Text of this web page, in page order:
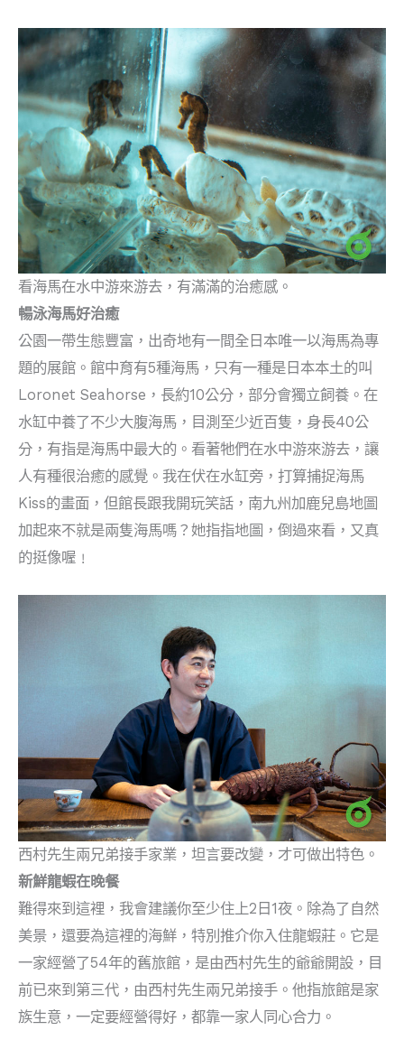
看海馬在水中游來游去，有滿滿的治癒感。
暢泳海馬好治癒
公園一帶生態豐富，出奇地有一間全日本唯一以海馬為專
題的展館。館中育有5種海馬，只有一種是日本本土的叫
Loronet Seahorse，長約10公分，部分會獨立飼養。在
水缸中養了不少大腹海馬，目測至少近百隻，身長40公
分，有指是海馬中最大的。看著牠們在水中游來游去，讓
人有種很治癒的感覺。我在伏在水缸旁，打算捕捉海馬
Kiss的畫面，但館長跟我開玩笑話，南九州加鹿兒島地圖
加起來不就是兩隻海馬嗎？她指指地圖，倒過來看，又真
的挺像喔﹗
西村先生兩兄弟接手家業，坦言要改變，才可做出特色。
新鮮龍蝦在晚餐
難得來到這裡，我會建議你至少住上2日1夜。除為了自然
美景，還要為這裡的海鮮，特別推介你入住龍蝦莊。它是
一家經營了54年的舊旅館，是由西村先生的爺爺開設，目
前已來到第三代，由西村先生兩兄弟接手。他指旅館是家
族生意，一定要經營得好，都靠一家人同心合力。